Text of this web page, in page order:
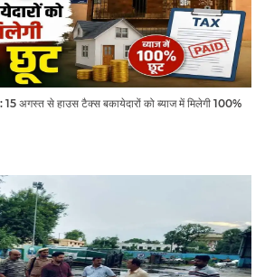
15 अगस्त से हाउस टैक्स बकायेदारों को ब्याज में मिलेगी 100%